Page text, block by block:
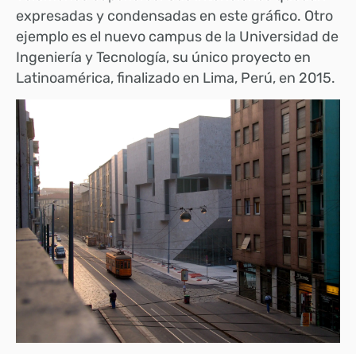
expresadas y condensadas en este gráfico. Otro
ejemplo es el nuevo campus de la Universidad de
Ingeniería y Tecnología, su único proyecto en
Latinoamérica, finalizado en Lima, Perú, en 2015.